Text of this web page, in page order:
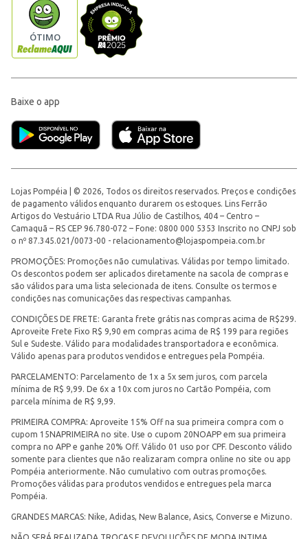
Baixe o app
Lojas Pompéia | © 2026, Todos os direitos reservados. Preços e condições
de pagamento válidos enquanto durarem os estoques. Lins Ferrão
Artigos do Vestuário LTDA Rua Júlio de Castilhos, 404 – Centro –
Camaquã – RS CEP 96.780-072 – Fone: 0800 000 5353 Inscrito no CNPJ sob
o nº 87.345.021/0073-00 - relacionamento@lojaspompeia.com.br
PROMOÇÕES: Promoções não cumulativas. Válidas por tempo limitado.
Os descontos podem ser aplicados diretamente na sacola de compras e
são válidos para uma lista selecionada de itens. Consulte os termos e
condições nas comunicações das respectivas campanhas.
CONDIÇÕES DE FRETE: Garanta frete grátis nas compras acima de R$299.
Aproveite Frete Fixo R$ 9,90 em compras acima de R$ 199 para regiões
Sul e Sudeste. Válido para modalidades transportadora e econômica.
Válido apenas para produtos vendidos e entregues pela Pompéia.
PARCELAMENTO: Parcelamento de 1x a 5x sem juros, com parcela
mínima de R$ 9,99. De 6x a 10x com juros no Cartão Pompéia, com
parcela mínima de R$ 9,99.
PRIMEIRA COMPRA: Aproveite 15% Off na sua primeira compra com o
cupom 15NAPRIMEIRA no site. Use o cupom 20NOAPP em sua primeira
compra no APP e ganhe 20% Off. Válido 01 uso por CPF. Desconto válido
somente para clientes que não realizaram compra online no site ou app
Pompéia anteriormente. Não cumulativo com outras promoções.
Promoções válidas para produtos vendidos e entregues pela marca
Pompéia.
GRANDES MARCAS: Nike, Adidas, New Balance, Asics, Converse e Mizuno.